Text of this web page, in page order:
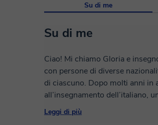
Su di me
Su di me
Ciao! Mi chiamo Gloria e insegno
con persone di diverse
di ciascuno. Dopo molti anni in ambito aziendale, ho deciso di cambiare vita e dedicarmi
all’insegnamento dell’italiano,
con le persone. In questo
certificazione Cedils. So che imparare una nuova lingua può essere una sfida, per questo nelle
Leggi di più